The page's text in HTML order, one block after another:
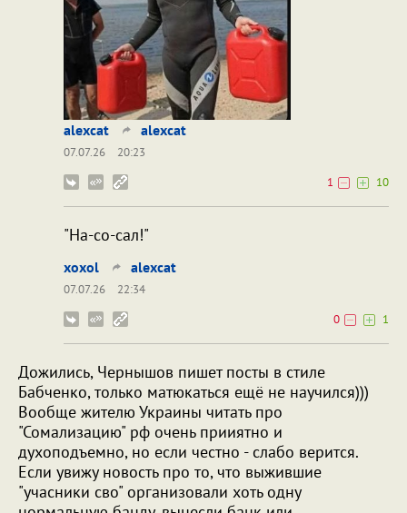
alexcat alexcat
07.07.26
20:23
1
10
"На-со-сал!"
xoxol alexcat
07.07.26
22:34
0
1
Дожились, Чернышов пишет посты в стиле
Бабченко, только матюкаться ещё не научился)))
Вообще жителю Украины читать про
"Сомализацию" рф очень прииятно и
духоподъемно, но если честно - слабо верится.
Если увижу новость про то, что выжившие
"учасники сво" организовали хоть одну